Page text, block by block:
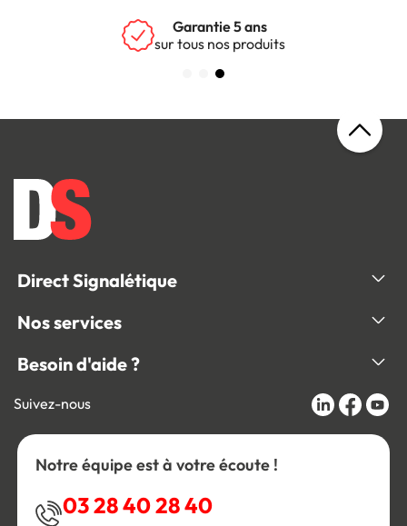
Garantie 5 ans
sur tous nos produits
Direct Signalétique
Nos services
Besoin d'aide ?
Suivez-nous
Notre équipe est à votre écoute !
03 28 40 28 40